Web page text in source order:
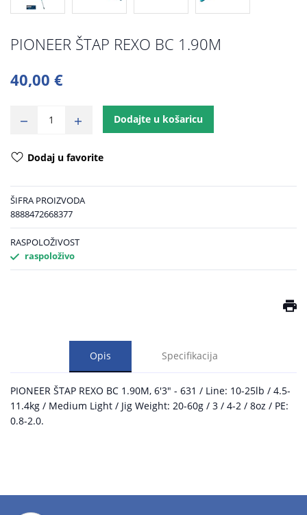
PIONEER ŠTAP REXO BC 1.90M
40,00 €
Dodajte u košaricu
Dodaj u favorite
ŠIFRA PROIZVODA
8888472668377
RASPOLOŽIVOST
raspoloživo
Opis Specifikacija
PIONEER ŠTAP REXO BC 1.90M, 6'3" - 631 / Line: 10-25lb / 4.5-
11.4kg / Medium Light / Jig Weight: 20-60g / 3 / 4-2 / 8oz / PE:
0.8-2.0.